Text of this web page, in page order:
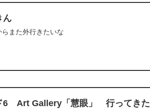
ん
また外行きたいな
6 Art Gallery「慧眼」 行ってきた